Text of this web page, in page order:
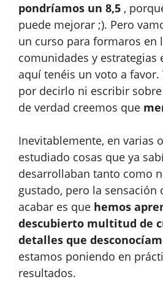
pondríamos un 8,5 ,
puede mejorar ;). Pero
un curso para formaros en
comunidades y estrategias
aquí tenéis un voto a favor.
por decirlo ni escribir
de verdad creemos que
Inevitablemente, en varias
estudiado cosas que ya
desarrollaban tanto como
gustado, pero la sensación
acabar es que hemos
descubierto multitud de
detalles que
estamos poniendo en
resultados.